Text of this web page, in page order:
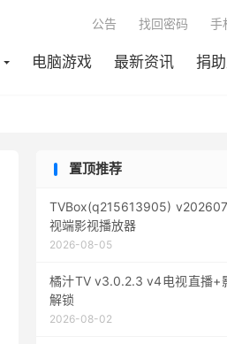
电脑游戏 最新资讯 捐
公告 找回密码 手
置顶推荐
TVBox(q215613905)
视端影视播放器
2026-08-05
橘汁TV v3.0.2.3 v4电视直播+
解锁
2026-08-02